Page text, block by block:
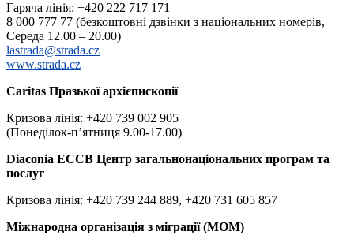
Гаряча лінія: +420 222 717 171
8 000 777 77 (безкоштовні дзвінки з національних номерів,
Середа 12.00 – 20.00)
lastrada@strada.cz
www.strada.cz
Caritas Празької архієпископії
Кризова лінія: +420 739 002 905
(Понеділок-п’ятниця 9.00-17.00)
Diaconia ECCB Центр загальнонаціональних програм та
послуг
Кризова лінія: +420 739 244 889, +420 731 605 857
Міжнародна організація з міграції (МОМ)